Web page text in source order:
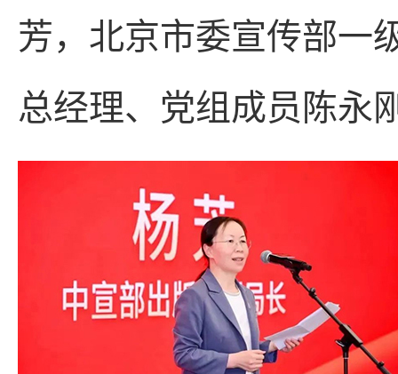
芳，北京市委宣传部一
总经理、党组成员陈永